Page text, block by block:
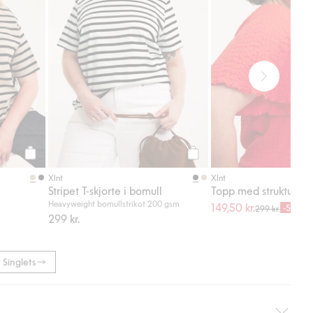
Legg til Legg til
Xlnt
Stripet T-skjorte i bomull
Heavyweight bomullstrikot 200 gsm
299 kr.
Xlnt
Topp med struktur
149,50 kr.299 kr. -50%
Singlets